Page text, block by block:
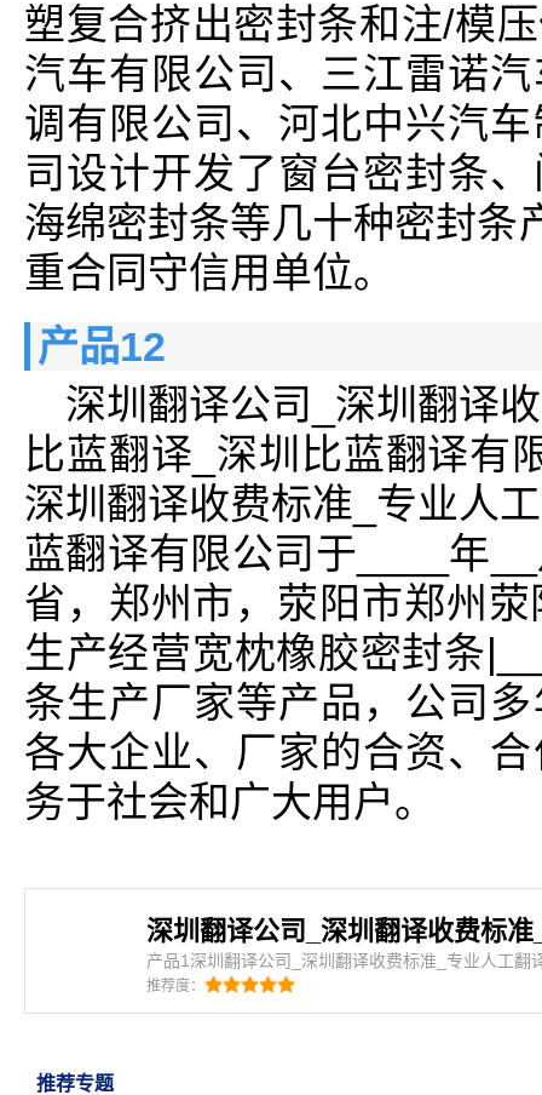
塑复合挤出密封条和注/模
汽车有限公司、三江雷诺
调有限公司、河北中兴汽
司设计开发了窗台密封条
海绵密封条等几十种密封条
重合同守信用单位。
产品12
深圳翻译公司_深圳翻译
比蓝翻译_深圳比蓝翻译有
深圳翻译收费标准_专业人
蓝翻译有限公司于____年
省，郑州市，荥阳市郑州
生产经营宽枕橡胶密封条
条生产厂家等产品，公司
各大企业、厂家的合资、
务于社会和广大用户。
产品1深圳翻译公司_深圳翻译收费标准_专业人工翻
有限公司简介：深圳翻译公司_深圳翻译收费标准_
圳比蓝翻译有限公司是密封条、三元乙丙海绵条、
推荐度：
推荐专题